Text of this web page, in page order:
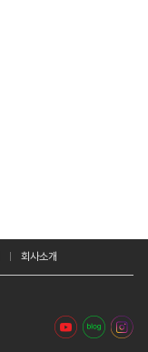
회사소개